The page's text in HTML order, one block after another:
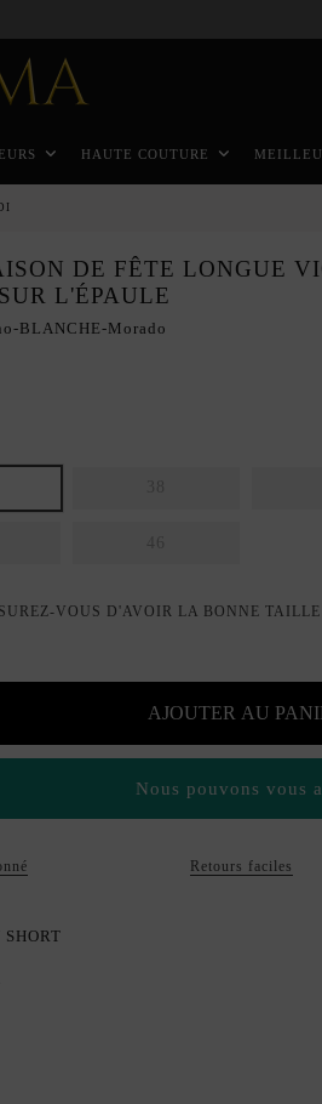
HAUTE COUTURE
DE FÊTE LONGUE
L'ÉPAULE
BLANCHE-Morado
VOUS D'AVOIR LA BONNE
AJOUTER AU
Nous pouvons vous
Retours faciles